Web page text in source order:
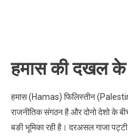
हमास की दखल के
हमास (Hamas) फिलिस्तीन
राजनीतिक संगठन है और दोनो देशो के
बङी भूमिका रही है। दरअसल गाजा